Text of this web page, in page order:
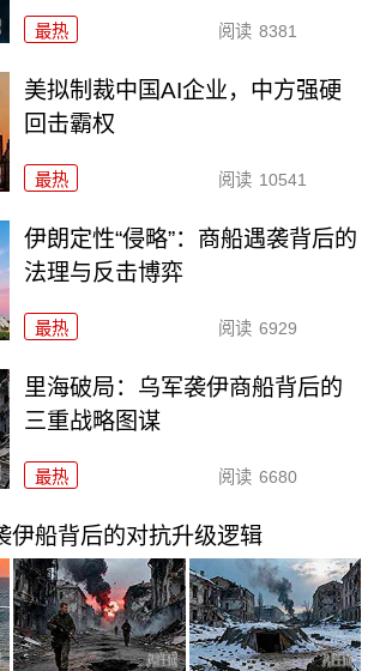
最热 阅读 8381
美拟制裁中国AI企业，中方强硬
回击霸权
最热 阅读 10541
伊朗定性“侵略”：商船遇袭背后的
法理与反击博弈
最热 阅读 6929
里海破局：乌军袭伊商船背后的
三重战略图谋
最热 阅读 6680
伊船背后的对抗升级逻辑